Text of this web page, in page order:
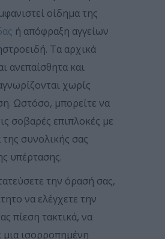
οίδημα της
ή απόφραξη αγγείων
Τα αρχικά
ανεπαίσθητα και
χωρίς
Ωστόσο, μπορείτε να
σοβαρές επιπλοκές με
συνολικής σας
υπέρτασης.
την όρασή σας,
να ελέγχετε την
πίεση τακτικά, να
μια ισορροπημένη